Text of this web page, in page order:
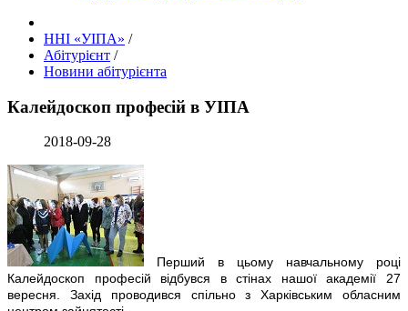
ННІ «УІПА» /
Абітурієнт /
Новини абітурієнта
Калейдоскоп професій в УІПА
2018-09-28
Перший в цьому навчальному році
Калейдоскоп професій відбувся в стінах нашої академії 27
вересня. Захід проводився спільно з Харківським обласним